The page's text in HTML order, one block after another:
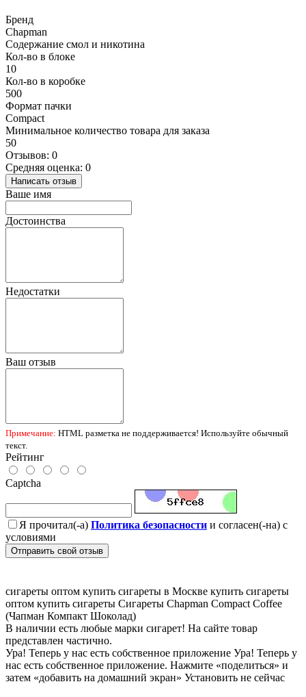
Бренд
Chapman
Содержание смол и никотина
Кол-во в блоке
10
Кол-во в коробке
500
Формат пачки
Compact
Минимальное количество товара для заказа
50
Отзывов: 0
Средняя оценка: 0
Написать отзыв
Ваше имя
Достоинства
Недостатки
Ваш отзыв
Примечание: HTML разметка не поддерживается! Используйте обычный
текст.
Рейтинг
Captcha
Я прочитал(-а) Политика безопасности и согласен(-на) с
условиями
Отправить свой отзыв
сигареты оптом купить сигареты в Москве купить сигареты
оптом купить сигареты Сигареты Chapman Compact Coffee
(Чапман Компакт Шоколад)
В наличии есть любые марки сигарет! На сайте товар
представлен частично.
Ура! Теперь у нас есть собственное приложение Ура! Теперь у
нас есть собственное приложение. Нажмите «поделиться» и
затем «добавить на домашний экран» Установить не сейчас